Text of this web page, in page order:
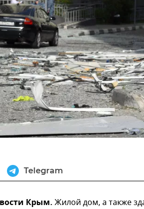
Telegram
Крым. Жилой дом, а также